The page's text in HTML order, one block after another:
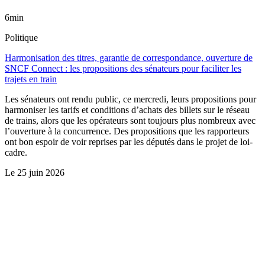
6min
Politique
Harmonisation des titres, garantie de correspondance, ouverture de
SNCF Connect : les propositions des sénateurs pour faciliter les
trajets en train
Les sénateurs ont rendu public, ce mercredi, leurs propositions pour
harmoniser les tarifs et conditions d’achats des billets sur le réseau
de trains, alors que les opérateurs sont toujours plus nombreux avec
l’ouverture à la concurrence. Des propositions que les rapporteurs
ont bon espoir de voir reprises par les députés dans le projet de loi-
cadre.
Le 25 juin 2026